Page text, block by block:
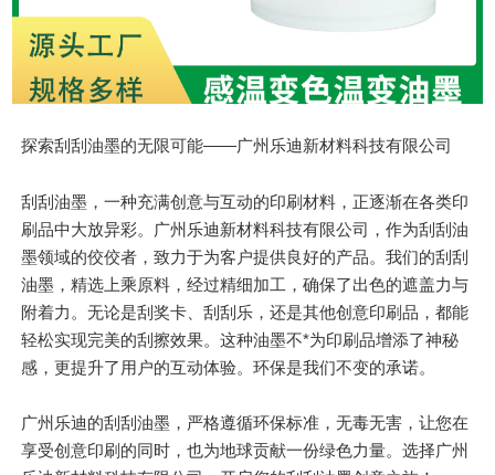
探索刮刮油墨的无限可能——广州乐迪新材料科技有限公司
刮刮油墨，一种充满创意与互动的印刷材料，正逐渐在各类印
刷品中大放异彩。广州乐迪新材料科技有限公司，作为刮刮油
墨领域的佼佼者，致力于为客户提供良好的产品。我们的刮刮
油墨，精选上乘原料，经过精细加工，确保了出色的遮盖力与
附着力。无论是刮奖卡、刮刮乐，还是其他创意印刷品，都能
轻松实现完美的刮擦效果。这种油墨不*为印刷品增添了神秘
感，更提升了用户的互动体验。环保是我们不变的承诺。
广州乐迪的刮刮油墨，严格遵循环保标准，无毒无害，让您在
享受创意印刷的同时，也为地球贡献一份绿色力量。选择广州